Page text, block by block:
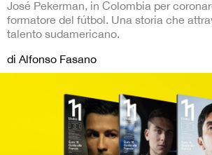
José Pekerman, in Colombia per
formatore del fútbol. Una storia che
talento sudamericano.
di Alfonso Fasano